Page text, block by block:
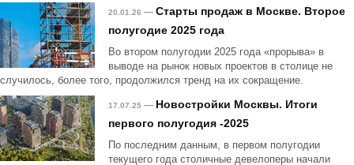
20.01.26 — Старты продаж в Москве. Второе
полугодие 2025 года
Во втором полугодии 2025 года «прорыва» в
выводе на рынок новых проектов в столице не
случилось, более того, продолжился тренд на их сокращение.
17.07.25 — Новостройки Москвы. Итоги
первого полугодия -2025
По последним данным, в первом полугодии
текущего года столичные девелоперы начали